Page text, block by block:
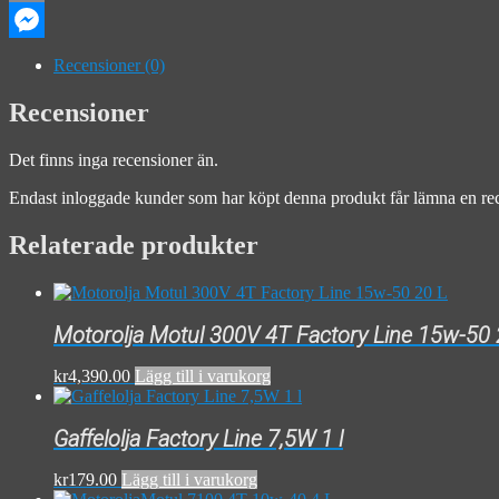
Email
Messenger
Recensioner (0)
Recensioner
Det finns inga recensioner än.
Endast inloggade kunder som har köpt denna produkt får lämna en
Relaterade produkter
Motorolja Motul 300V 4T Factory Line 15w-50
kr4,390.00 Lägg till i varukorg
Gaffelolja Factory Line 7,5W 1 l
kr179.00 Lägg till i varukorg